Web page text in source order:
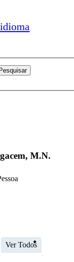
M.N.
Ver Todos